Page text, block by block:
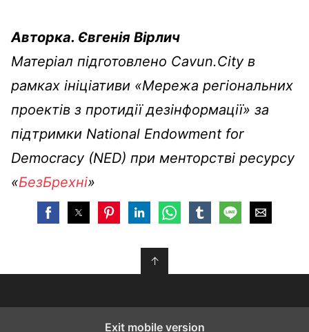
Авторка. Євгенія Вірлич
Матеріал підготовлено Cavun.City в
рамках ініціативи «Мережа регіональних
проектів з протидії дезінформації» за
підтримки National Endowment for
Democracy (NED) при менторстві ресурсу
«БезБрехні»
↑
Exit mobile version